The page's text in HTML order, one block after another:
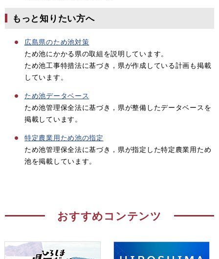
もっと知りたい方へ
広島県のため池対策
ため池にかかる県の取組を説明しています。
ため池工事特措法に基づき，県が作成している計画も掲載
しています。​
ため池データベース
ため池管理保全法に基づき，県が整備したデータベースを
掲載しています。
特定農業用ため池の指定
ため池管理保全法に基づき，県が指定した特定農業用ため
池を掲載しています。
おすすめコンテンツ